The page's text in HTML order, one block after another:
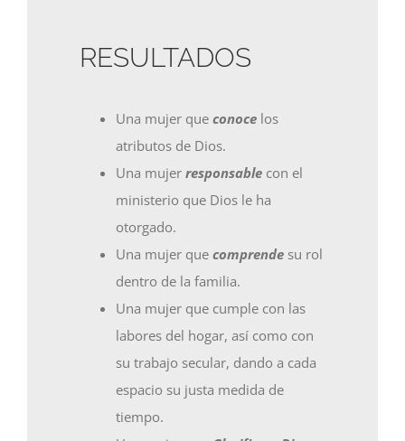
RESULTADOS
Una mujer queconoce los
atributos de Dios.
Una mujerresponsable con el
ministerio que Dios le ha
otorgado.
Una mujer quecomprende su rol
dentro de la familia.
Una mujer que cumple con las
labores del hogar, así como con
su trabajo secular, dando a cada
espacio su justa medida de
tiempo.